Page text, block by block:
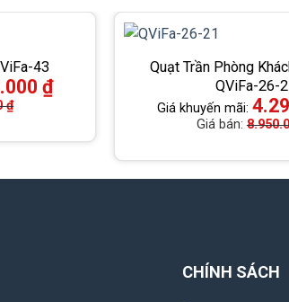
43
₫
₫
Quạt Trần Phòng
QViFa-26-
Giá khuyến mãi:
Giá bán:
CHÍNH SÁCH